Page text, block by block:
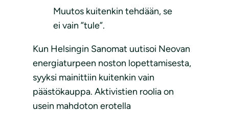
Muutos kuitenkin tehdään, se
ei vain ”tule”.
Kun Helsingin Sanomat uutisoi Neovan
energiaturpeen noston lopettamisesta,
syyksi mainittiin kuitenkin vain
päästökauppa. Aktivistien roolia on
usein mahdoton erotella